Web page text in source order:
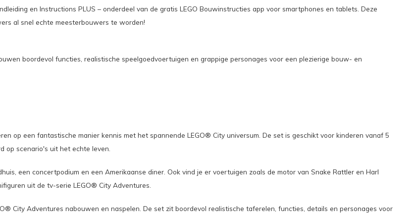
en Instructions PLUS – onderdeel van de gratis LEGO Bouwinstructies app voor smartphones en tablets. Deze
al snel echte meesterbouwers te worden!
boordevol functies, realistische speelgoedvoertuigen en grappige personages voor een plezierige bouw- en
op een fantastische manier kennis met het spannende LEGO® City universum. De set is geschikt voor kinderen vanaf 5
op scenario's uit het echte leven.
een concertpodium en een Amerikaanse diner. Ook vind je er voertuigen zoals de motor van Snake Rattler en Harl
uit de tv-serie LEGO® City Adventures.
City Adventures nabouwen en naspelen. De set zit boordevol realistische taferelen, functies, details en personages voor